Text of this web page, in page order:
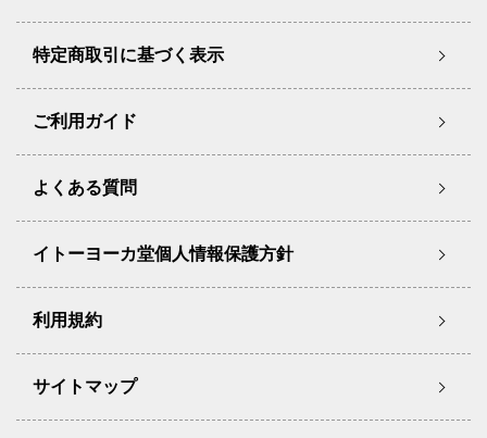
特定商取引に基づく表示
ご利用ガイド
よくある質問
イトーヨーカ堂個人情報保護方針
利用規約
サイトマップ